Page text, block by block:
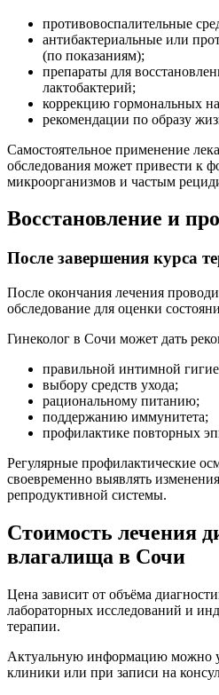
противовоспалительные
антибактериальные или
(по показаниям);
препараты для
лактобактерий;
коррекцию гормональных
рекомендации по образу
Самостоятельное применение
обследования может привести к
микроорганизмов и частым
Восстановление и
После завершения курса
После окончания лечения
обследование для оценки
Гинеколог в Сочи может дать
правильной интимной
выбору средств ухода;
рациональному питанию;
поддержанию иммунитета;
профилактике повторных
Регулярные профилактические
своевременно выявлять
репродуктивной системы.
Стоимость лечения
влагалища в Сочи
Цена зависит от объёма
лабораторных исследований и
терапии.
Актуальную информацию можно
клиники или при записи на